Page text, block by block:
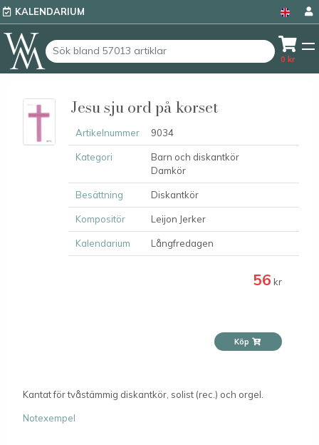
KALENDARIUM
0 kr
Jesu sju ord på korset
Artikelnummer 9034
Kategori
Barn och diskantkör
Damkör
Besättning Diskantkör
Kompositör Leijon Jerker
Kalendarium Långfredagen
56 kr
Köp
Kantat för tvåstämmig diskantkör, solist (rec.) och orgel.
Notexempel